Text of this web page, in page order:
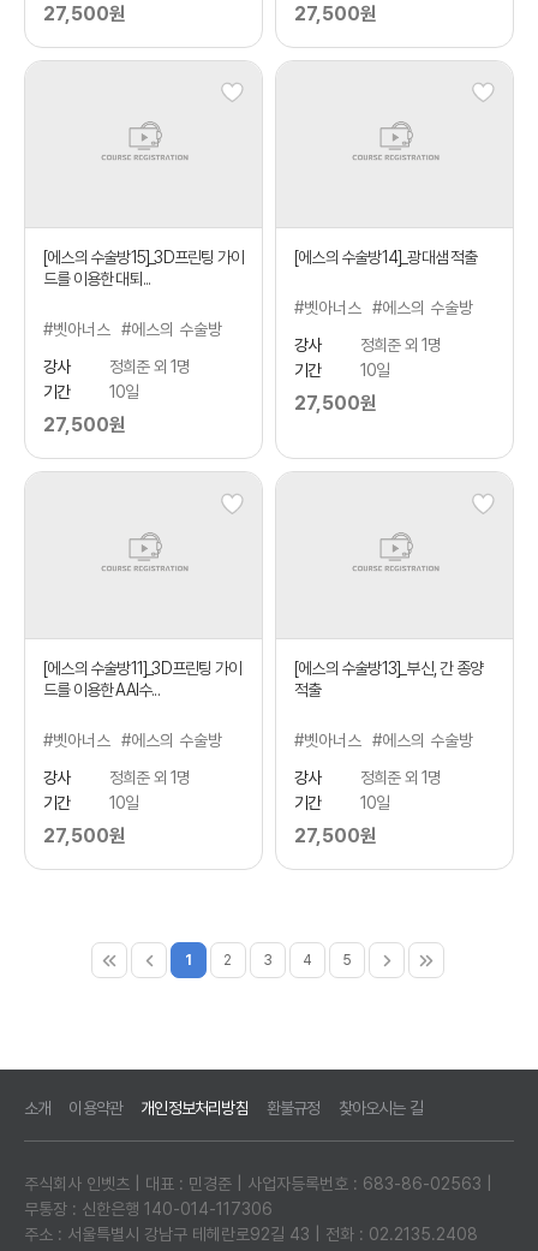
27,500원 27,500원
[에스의 수술방15]_3D프린팅 가이
드를 이용한 대퇴...
#벳아너스
#에스의 수술방
강사
정희준 외 1명
기간
10일
27,500원
[에스의 수술방14]_광대샘 적출
#벳아너스
#에스의 수술방
강사
정희준 외 1명
기간
10일
27,500원
[에스의 수술방11]_3D프린팅 가이
드를 이용한 AAI수...
#벳아너스 #에스의 수술방
강사
정희준 외 1명
기간
10일
27,500원
[에스의 수술방13]_부신, 간 종양
적출
#벳아너스 #에스의 수술방
강사
정희준 외 1명
기간
10일
27,500원
1 2 3 4 5
소개 이용약관 개인정보처리방침 환불규정 찾아오시는 길
주식회사 인벳츠 | 대표 : 민경준 | 사업자등록번호 : 683-86-02563 |
무통장 : 신한은행 140-014-117306
주소 : 서울특별시 강남구 테헤란로92길 43 | 전화 : 02.2135.2408